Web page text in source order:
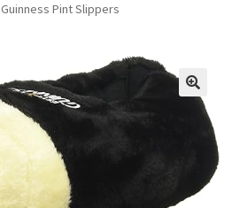
Guinness Pint Slippers